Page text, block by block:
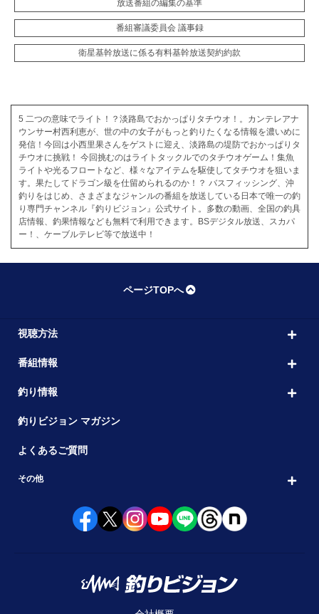
放送番組の編集の基準
番組審議委員会 議事録
衛星基幹放送に係る有料基幹放送契約約款
5 二つの意味でライト！？淡路島でおかっぱりタチウオ！。カンテレアナ
ウンサー村西利恵が、世の中の女子がもっと釣りたくなる情報を濃いめに
発信！今回は小西里果さんをゲストに迎え、淡路島の堤防でおかっぱりタ
チウオに挑戦！ 今回挑むのはライトタックルでのタチウオゲーム！集魚
ライトや光るフロートなど、様々なアイテムを駆使してタチウオを狙いま
す。果たしてドラゴン級を仕留められるのか！？ バスフィッシング、沖
釣りをはじめ、さまざまなジャンルの番組を放送している日本で唯一の釣
り専門チャンネル『釣りビジョン』公式サイト。多数の動画、全国の釣具
店情報、釣果情報なども無料で利用できます。BSデジタル放送、スカパ
ー！、ケーブルテレビ等で放送中！
ページTOPへ
視聴方法
番組情報
釣り情報
釣りビジョン マガジン
よくあるご質問
その他